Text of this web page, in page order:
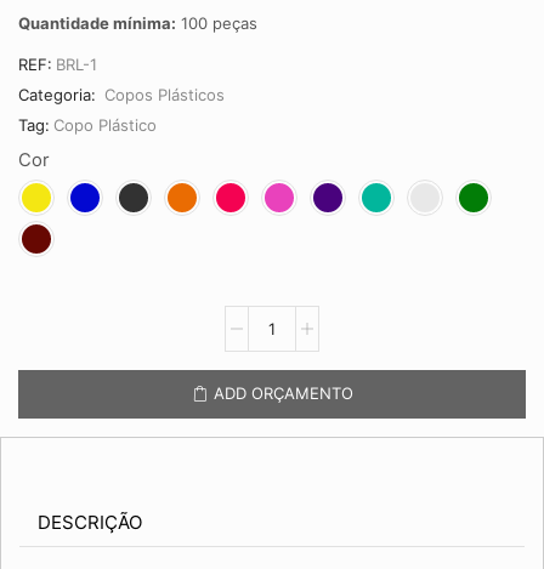
Quantidade mínima: 100 peças
REF: BRL-1
Categoria: Copos Plásticos
Tag: Copo Plástico
Cor
Brasileirão
ADD ORÇAMENTO
DESCRIÇÃO